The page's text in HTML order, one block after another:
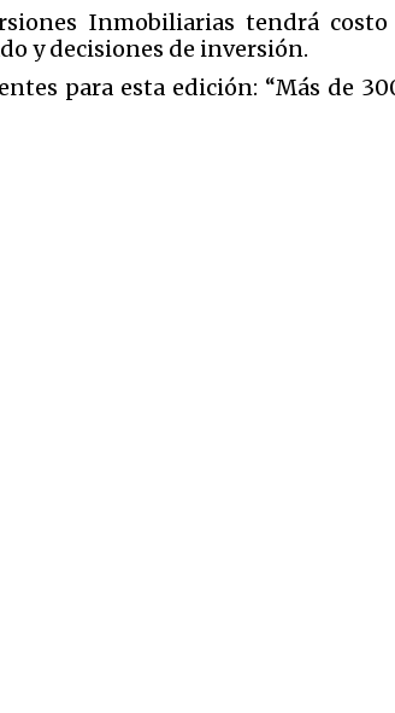
Inmobiliarias tendrá
y decisiones de inversión.
para esta edición: “Más de